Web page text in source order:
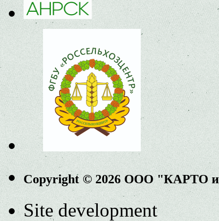
Copyright © 2026 ООО "КАРТО
Site development